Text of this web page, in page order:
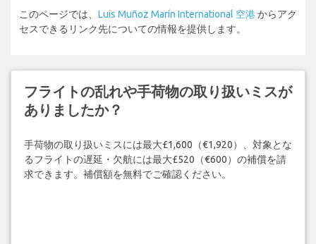
このページでは、 Luis Muñoz Marín International 空港からアク
セスできるリンク先についての情報を提供します。
フライトの乱れや手荷物の取り扱いミスが
ありましたか？
手荷物の取り扱いミスには最大£1,600（€1,920）、対象とな
るフライトの遅延・欠航には最大£520（€600）の補償を請
求できます。補償額を無料でご確認ください。